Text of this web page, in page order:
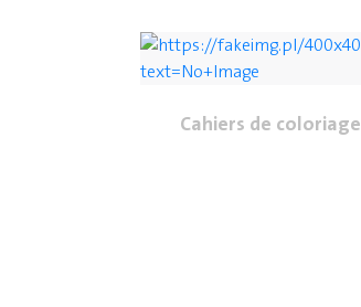
Cahiers de coloriage